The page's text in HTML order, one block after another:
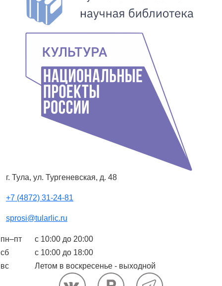
г. Тула, ул. Тургеневская, д. 48
+7 (4872) 31-24-81
sprosi@tularlic.ru
пн–пт
с 10:00 до 20:00
сб
с 10:00 до 18:00
вс
Летом в воскресенье - выходной